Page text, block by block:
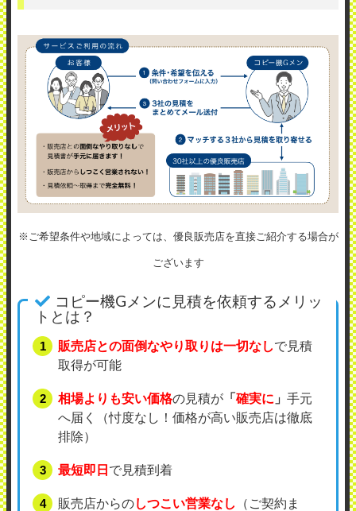
※ご希望条件や地域によっては、優良販売店を直接ご紹介する場合が
ございます
コピー機Gメンに見積を依頼するメリッ
トとは？
販売店との面倒なやり取りは一切なしで見積
取得が可能
相場よりも安い価格の見積が 「確実に 」 手元
へ届く（忖度なし！価格が高い販売店は徹底
排除）
最短即日で見積到着
販売店からのしつこい営業なし
（ご契約ま